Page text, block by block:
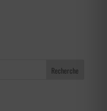
Recherche